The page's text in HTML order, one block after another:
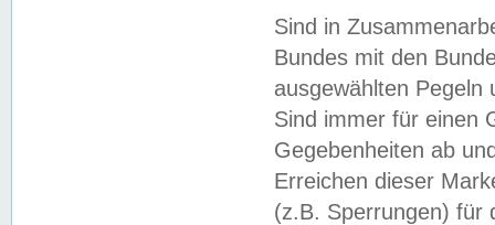
Sind in
Bundes mit den
ausgewählten
Sind immer für einen
Gegebenheiten ab
Erreichen dieser
(z.B. Sperrungen) für